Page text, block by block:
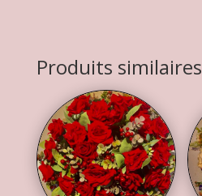
Produits similaires